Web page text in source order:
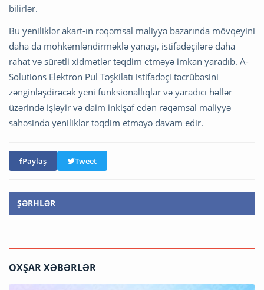
bilirlər.
Bu yeniliklər akart-ın rəqəmsal maliyyə bazarında mövqeyini
daha da möhkəmləndirməklə yanaşı, istifadəçilərə daha
rahat və sürətli xidmətlər təqdim etməyə imkan yaradıb. A-
Solutions Elektron Pul Təşkilatı istifadəçi təcrübəsini
zənginləşdirəcək yeni funksionallıqlar və yaradıcı həllər
üzərində işləyir və daim inkişaf edən rəqəmsal maliyyə
sahəsində yeniliklər təqdim etməyə davam edir.
Paylaş Tweet
ŞƏRHLƏR
OXŞAR XƏBƏRLƏR